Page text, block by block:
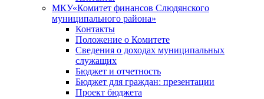
МКУ«Комитет финансов Слюдянского
муниципального района»
Контакты
Положение о Комитете
Сведения о доходах муниципальных
служащих
Бюджет и отчетность
Бюджет для граждан: презентации
Проект бюджета